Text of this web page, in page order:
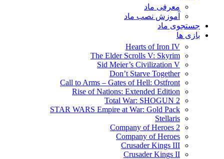
معرفی ماد
آموزش نصب ماد
جستجوی ماد
بازی ها
Hearts of Iron IV
The Elder Scrolls V: Skyrim
Sid Meier’s Civilization V
Don’t Starve Together
Call to Arms – Gates of Hell: Ostfront
Rise of Nations: Extended Edition
Total War: SHOGUN 2
STAR WARS Empire at War: Gold Pack
Stellaris
Company of Heroes 2
Company of Heroes
Crusader Kings III
Crusader Kings II